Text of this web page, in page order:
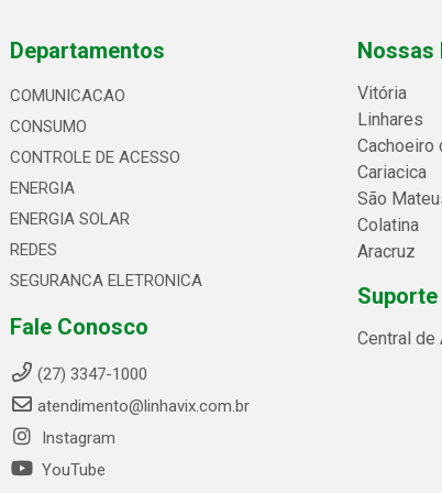
Departamentos
COMUNICACAO
CONSUMO
CONTROLE DE ACESSO
ENERGIA
ENERGIA SOLAR
REDES
SEGURANCA ELETRONICA
Fale Conosco
(27) 3347-1000
atendimento@linhavix.com.br
Instagram
YouTube
Nossas
Vitória
Linhares
Cachoeiro
Cariacica
São
Colatina
Aracruz
Central de